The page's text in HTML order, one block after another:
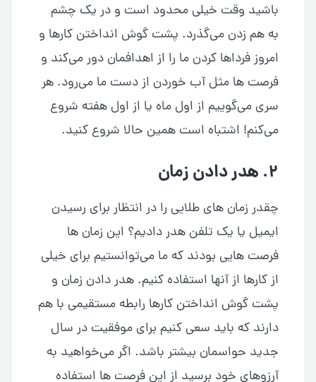
باشید وقت خیلی محدود است و در یک چشم
به هم زدن می‌گذرد. پشت گوش انداختن کارها و
امروز فرداها کردن ما را از اهدافمان دور می‌کند و
فرصت ها مثل آب خوردن از دست ما می‌رود. هر
سری می‌گوییم از اول ماه یا از اول هفته شروع
می‌کنم! اشتباه است همین حالا شروع کنید.
۲. هدر دادن زمان
چقدر زمان های طلایی را در انتظار برای رسیدن
ایمیل یا یک تلفن هدر دادیم؟ این زمان ها
فرصت هایی بودند که ما می‌توانستیم برای خیلی
از کارها از آنها استفاده کنیم. هدر دادن زمان و
پشت گوش انداختن کارها رابطه مستقیمی با هم
دارند که باید سعی کنیم برای موفقیت در سال
جدید حواسمان بیشتر باشد. اگر می‌خواهید به
آرزوهای خود برسید از این فرصت ها استفاده